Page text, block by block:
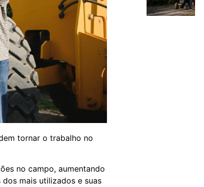
tornar o trabalho no
no campo, aumentando
mais utilizados e suas